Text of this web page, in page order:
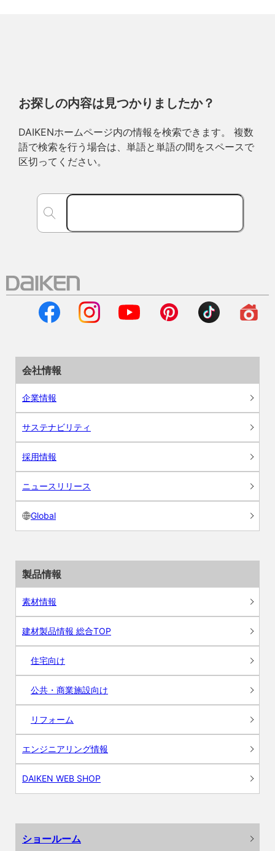
お探しの内容は見つかりましたか？
DAIKENホームページ内の情報を検索できます。 複数
語で検索を行う場合は、単語と単語の間をスペースで
区切ってください。
会社情報
企業情報
サステナビリティ
採用情報
ニュースリリース
Global
製品情報
素材情報
建材製品情報 総合TOP
住宅向け
公共・商業施設向け
リフォーム
エンジニアリング情報
DAIKEN WEB SHOP
ショールーム